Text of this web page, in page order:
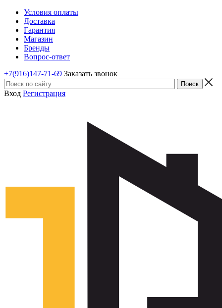
Условия оплаты
Доставка
Гарантия
Магазин
Бренды
Вопрос-ответ
+7(916)147-71-69 Заказать звонок
Вход Регистрация